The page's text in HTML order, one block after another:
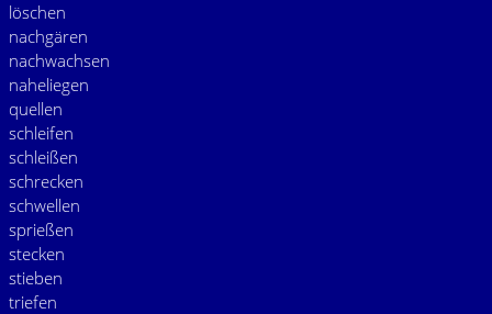
löschen
nachgären
nachwachsen
naheliegen
quellen
schleifen
schleißen
schrecken
schwellen
sprießen
stecken
stieben
triefen